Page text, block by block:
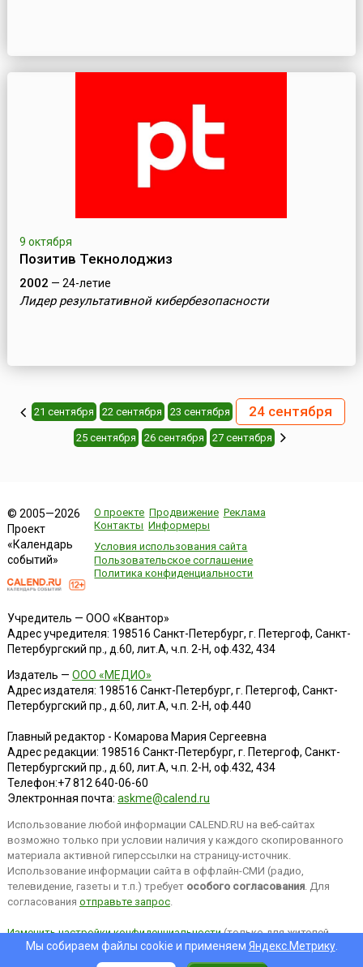
9 октября
Позитив Текнолоджиз
2002 — 24-летие
Лидер результативной кибербезопасности
21 сентября 22 сентября 23 сентября 24 сентября
25 сентября 26 сентября 27 сентября
© 2005—2026
Проект
«Календарь
событий»
О проекте Продвижение Реклама
Контакты Информеры
Условия использования сайта
Пользовательское соглашение
Политика конфиденциальности
Учредитель — ООО «Квантор»
Адрес учредителя: 198516 Санкт-Петербург, г. Петергоф, Санкт-
Петербургский пр., д.60, лит.А, ч.п. 2-Н, оф.432, 434
Издатель — ООО «МЕДИО»
Адрес издателя: 198516 Санкт-Петербург, г. Петергоф, Санкт-
Петербургский пр., д.60, лит.А, ч.п. 2-Н, оф.440
Главный редактор - Комарова Мария Сергеевна
Адрес редакции: 198516 Санкт-Петербург, г. Петергоф, Санкт-
Петербургский пр., д.60, лит.А, ч.п. 2-Н, оф.432, 434
Телефон:+7 812 640-06-60
Электронная почта: askme@calend.ru
Использование любой информации CALEND.RU на веб-сайтах
возможно только при условии наличия у каждого скопированного
материала активной гиперссылки на страницу-источник.
Использование информации сайта в оффлайн-СМИ (радио,
телевидение, газеты и т.п.) требует особого согласования. Для
согласования отправьте запрос.
Изменить настройки конфиденциальности(только для жителей
EEA).Мы собираем файлы cookie и применяем Яндекс.Метрику.